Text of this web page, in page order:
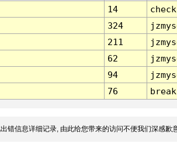
14
324
211
62
94
76
错信息详细记录, 由此给您带来的访问不便我们深感歉